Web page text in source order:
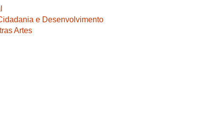
e Desenvolvimento
Artes